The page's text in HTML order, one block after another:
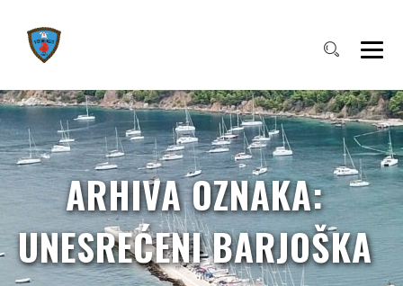
ARHIVA OZNAKA:
UNESREĆENI BARJOŠKA